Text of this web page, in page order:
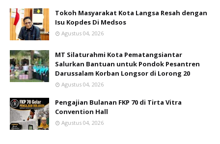
Tokoh Masyarakat Kota Langsa Resah dengan
Isu Kopdes Di Medsos
Agustus 04, 2026
MT Silaturahmi Kota Pematangsiantar
Salurkan Bantuan untuk Pondok Pesantren
Darussalam Korban Longsor di Lorong 20
Agustus 04, 2026
Pengajian Bulanan FKP 70 di Tirta Vitra
Convention Hall
Agustus 04, 2026